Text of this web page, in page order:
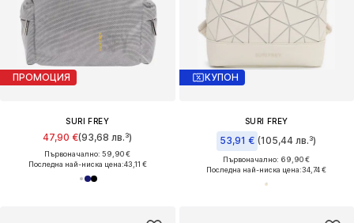
ПРОМОЦИЯ
SURI FREY
47,90 €(93,68 лв.³)
Първоначално: 59,90 €
Последна най-ниска цена:43,11 €
КУПОН
SURI FREY
53,91 € (105,44 лв.³)
Първоначално: 69,90 €
Последна най-ниска цена:34,74 €